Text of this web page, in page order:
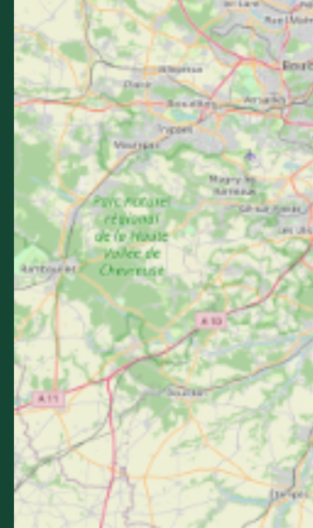
05 36 16 20 00
L'office de tourisme
Billetterie
Comment venir ?
Newsletter
Abonnez-vous et recevez tous nos conseils pour votre
séjour